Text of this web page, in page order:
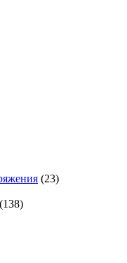
(23)
(138)